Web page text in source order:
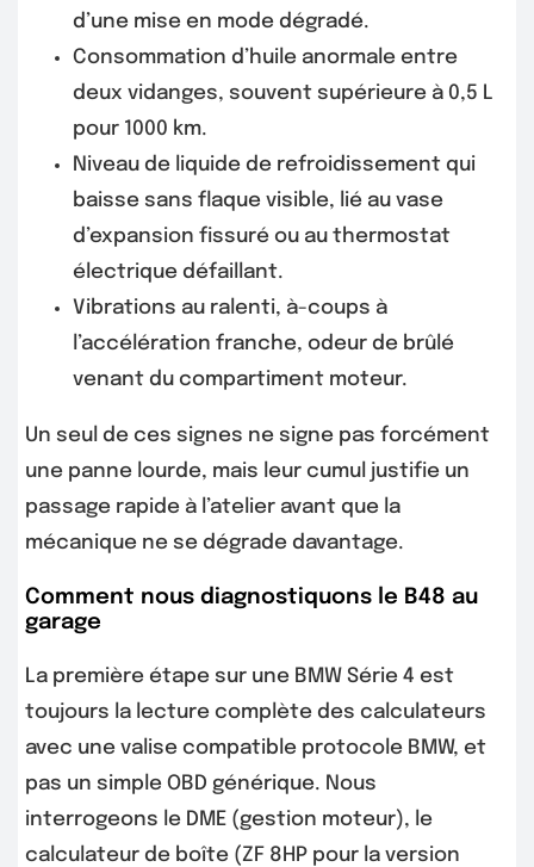
d’une mise en mode dégradé.
Consommation d’huile anormale entre
deux vidanges, souvent supérieure à 0,5 L
pour 1000 km.
Niveau de liquide de refroidissement qui
baisse sans flaque visible, lié au vase
d’expansion fissuré ou au thermostat
électrique défaillant.
Vibrations au ralenti, à-coups à
l’accélération franche, odeur de brûlé
venant du compartiment moteur.
Un seul de ces signes ne signe pas forcément
une panne lourde, mais leur cumul justifie un
passage rapide à l’atelier avant que la
mécanique ne se dégrade davantage.
Comment nous diagnostiquons le B48 au
garage
La première étape sur une BMW Série 4 est
toujours la lecture complète des calculateurs
avec une valise compatible protocole BMW, et
pas un simple OBD générique. Nous
interrogeons le DME (gestion moteur), le
calculateur de boîte (ZF 8HP pour la version